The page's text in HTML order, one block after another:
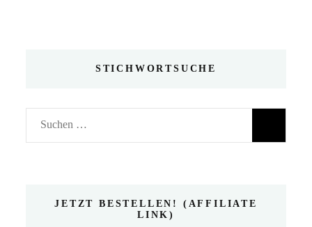
STICHWORTSUCHE
Suchen
nach:
JETZT BESTELLEN! (AFFILIATE
LINK)